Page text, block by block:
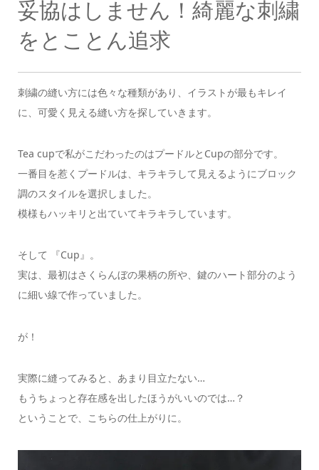
妥協はしません！綺麗な刺繍
をとことん追求
刺繍の縫い方には色々な種類があり、イラストが最もキレイ
に、可愛く見える縫い方を探していきます。
Tea cupで私がこだわったのはプードルとCupの部分です。
一番目を惹くプードルは、キラキラして見えるようにブロック
調のスタイルを選択しました。
模様もハッキリと出ていてキラキラしています。
そして 『Cup』。
実は、最初はさくらんぼの果柄の所や、鍵のハート部分のよう
に細い線で作っていました。
が！
実際に縫ってみると、あまり目立たない…
もうちょっと存在感を出したほうがいいのでは…？
ということで、こちらの仕上がりに。